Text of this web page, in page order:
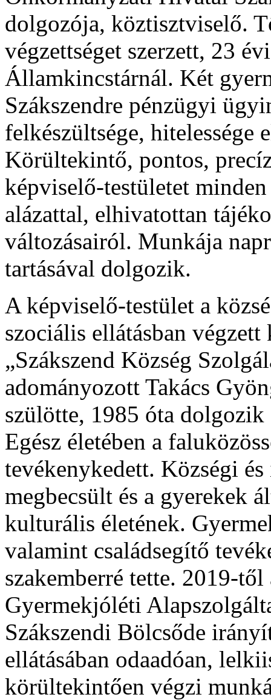
dolgozója, köztisztviselő.
végzettséget szerzett, 23
Államkincstárnál. Két
Szákszendre pénzügyi
felkészültsége, hitelessége
Körültekintő, pontos,
képviselő-testületet
alázattal, elhivatottan
változásairól. Munkája
tartásával dolgozik.
A képviselő-testület a
szociális ellátásban
„Szákszend Község
adományozott Takács
szülötte, 1985 óta
Egész életében a
tevékenykedett. Községi
megbecsült és a gyerekek
kulturális életének.
valamint családsegítő
szakemberré tette. 2019-
Gyermekjóléti
Szákszendi Bölcsőde
ellátásában odaadóan,
körültekintően végzi